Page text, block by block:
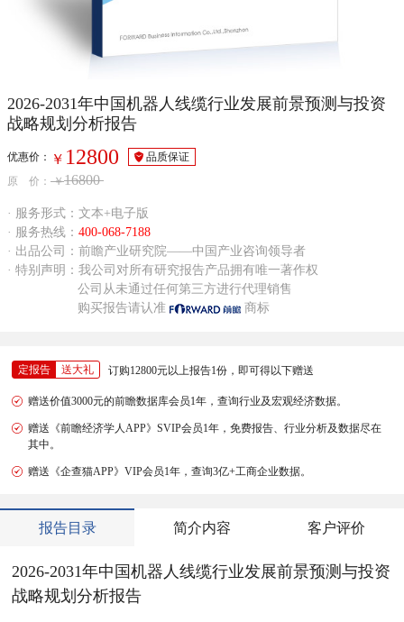
2026-2031年中国机器人线缆行业发展前景预测与投资
战略规划分析报告
优惠价： ￥ 12800
品质保证
原 价： ￥16800
· 服务形式：文本+电子版
· 服务热线： 400-068-7188
· 出品公司：前瞻产业研究院——中国产业咨询领导者
· 特别声明：我公司对所有研究报告产品拥有唯一著作权
公司从未通过任何第三方进行代理销售
购买报告请认准
商标
定报告 送大礼 订购12800元以上报告1份，即可得以下赠送
赠送价值3000元的前瞻数据库会员1年，查询行业及宏观经济数据。
赠送《前瞻经济学人APP》SVIP会员1年，免费报告、行业分析及数据尽在
其中。
赠送《企查猫APP》VIP会员1年，查询3亿+工商企业数据。
报告目录 简介内容 客户评价
2026-2031年中国机器人线缆行业发展前景预测与投资
战略规划分析报告